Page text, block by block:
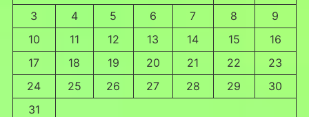
3
4 5 6 7 8
9
10
11 12 13 14 15
16
17
18 19 20 21 22
23
24
25 26 27 28 29
30
31